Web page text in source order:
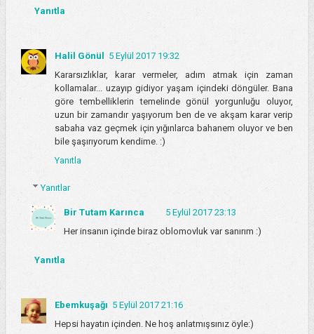
Yanıtla
Halil Gönül
5 Eylül 2017 19:32
Kararsızlıklar, karar vermeler, adım atmak için zaman
kollamalar... uzayıp gidiyor yaşam içindeki döngüler. Bana
göre tembelliklerin temelinde gönül yorgunluğu oluyor,
uzun bir zamandır yaşıyorum ben de ve akşam karar verip
sabaha vaz geçmek için yığınlarca bahanem oluyor ve ben
bile şaşırıyorum kendime. :)
Yanıtla
Yanıtlar
Bir Tutam Karınca
5 Eylül 2017 23:13
Her insanın içinde biraz oblomovluk var sanırım :)
Yanıtla
Ebemkuşağı 5 Eylül 2017 21:16
Hepsi hayatın içinden. Ne hoş anlatmışsınız öyle:)